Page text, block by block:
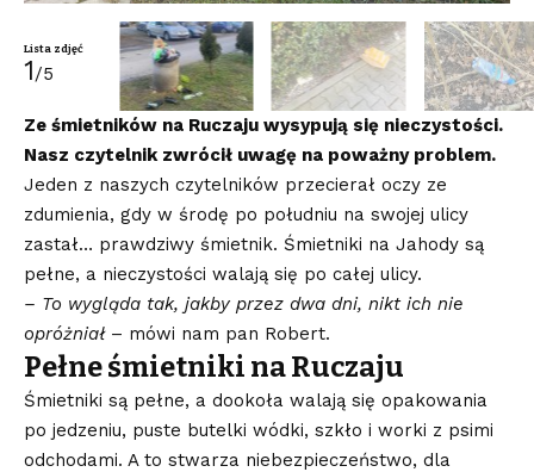
Lista zdjęć
1/5
Ze śmietników na Ruczaju wysypują się nieczystości.
Nasz czytelnik zwrócił uwagę na poważny problem.
Jeden z naszych czytelników przecierał oczy ze
zdumienia, gdy w środę po południu na swojej ulicy
zastał… prawdziwy śmietnik. Śmietniki na Jahody są
pełne, a nieczystości walają się po całej ulicy.
– To wygląda tak, jakby przez dwa dni, nikt ich nie
opróżniał – mówi nam pan Robert.
Pełne śmietniki na Ruczaju
Śmietniki są pełne, a dookoła walają się opakowania
po jedzeniu, puste butelki wódki, szkło i worki z psimi
odchodami. A to stwarza niebezpieczeństwo, dla